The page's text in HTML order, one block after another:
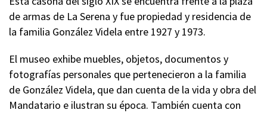
de armas de La Serena y fue propiedad y residencia de
la familia González Videla entre 1927 y 1973.
El museo exhibe muebles, objetos, documentos y
fotografías personales que pertenecieron a la familia
de González Videla, que dan cuenta de la vida y obra del
Mandatario e ilustran su época. También cuenta con